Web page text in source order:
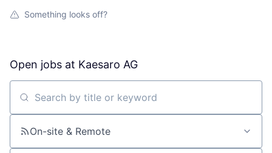
Something looks off?
Open jobs at Kaesaro AG
Search by title or keyword
On-site & Remote